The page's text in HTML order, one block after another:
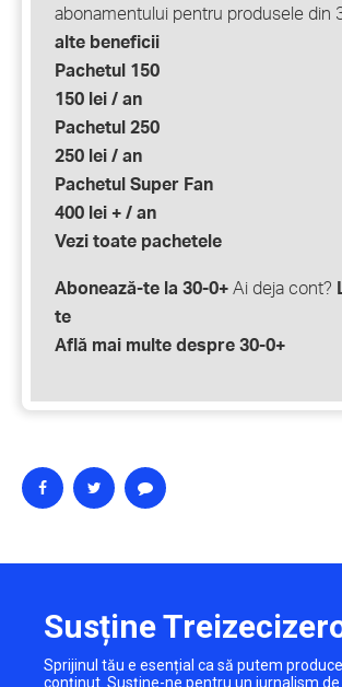
abonamentului pentru produsele din
alte beneficii
Pachetul 150
150 lei / an
Pachetul 250
250 lei / an
Pachetul Super Fan
400 lei + / an
Vezi toate pachetele
Abonează-te la 30-0+ Ai deja cont?
te
Află mai multe despre 30-0+
Susține
Sprijinul tău e esențial ca să putem
conținut. Susține-ne pentru un jurnalism